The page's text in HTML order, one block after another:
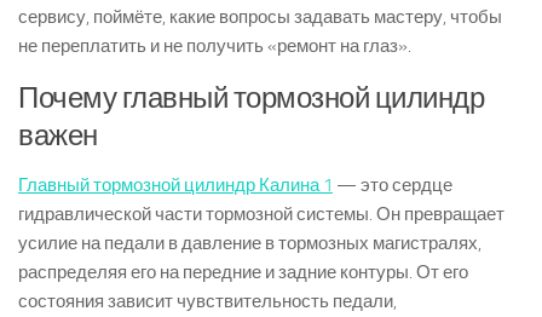
сервису, поймёте, какие вопросы задавать мастеру, чтобы
не переплатить и не получить «ремонт на глаз».
Почему главный тормозной цилиндр
важен
Главный тормозной цилиндр Калина 1 — это сердце
гидравлической части тормозной системы. Он превращает
усилие на педали в давление в тормозных магистралях,
распределяя его на передние и задние контуры. От его
состояния зависит чувствительность педали,